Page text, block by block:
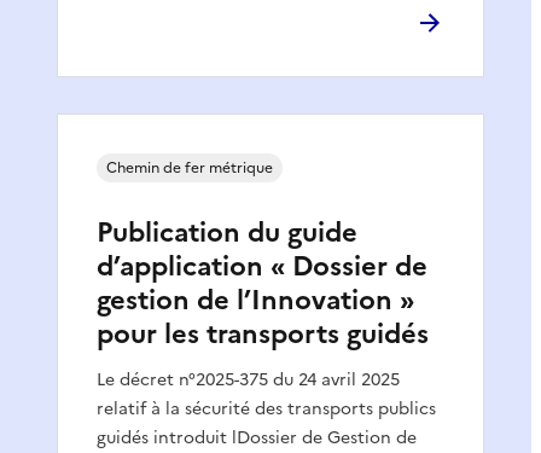
Publication du guide
d’application « Dossier de
gestion de l’Innovation »
pour les transports guidés
Le décret n°2025-375 du 24 avril 2025
relatif à la sécurité des transports publics
guidés introduit lDossier de Gestion de
Chemin de fer métrique